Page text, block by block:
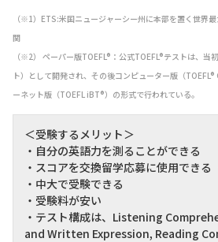
（※1）ETS:米国ニュージャーシー州に本部を置く世界
関
（※2） ペーパー版TOEFL®：公式TOEFL®テストは、当
ト）として開発され、その後コンピューター版（
ーネット版（TOEFL iBT®）の形式で行われている。
＜受験するメリット＞
・自分の英語力を測ることができる
・スコアを交換留学応募に使用できる
・中大で受験できる
・受験料が安い
・テスト構成は、Listening
and Written Expression, Reading